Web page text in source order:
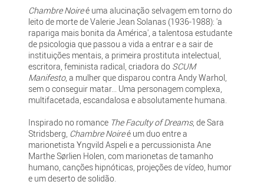
Chambre Noireé uma alucinação selvagem em torno do
leito de morte de Valerie Jean Solanas (1936-1988): 'a
rapariga mais bonita da América', a talentosa estudante
de psicologia que passou a vida a entrar e a sair de
instituições mentais, a primeira prostituta intelectual,
escritora, feminista radical, criadora do SCUM
Manifesto, a mulher que disparou contra Andy Warhol,
sem o conseguir matar... Uma personagem complexa,
multifacetada, escandalosa e absolutamente humana.
Inspirado no romance The Faculty of Dreams, de Sara
Stridsberg, Chambre Noireé um duo entre a
marionetista Yngvild Aspeli e a percussionista Ane
Marthe Sørlien Holen, com marionetas de tamanho
humano, canções hipnóticas, projeções de vídeo, humor
e um deserto de solidão.